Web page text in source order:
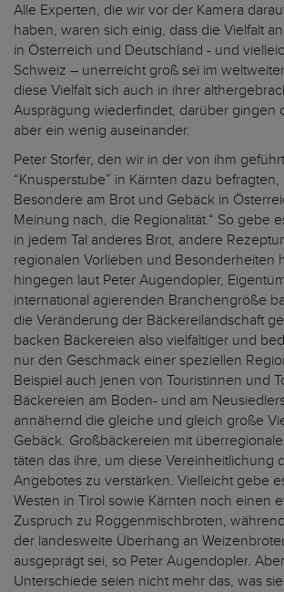
Alle Experten, die wir vor der Kamera
haben, waren sich einig, dass die Vielfalt
in Österreich und Deutschland - und
Schweiz – unerreicht groß sei im
diese Vielfalt sich auch in ihrer
Ausprägung wiederfindet, darüber gingen
aber ein wenig auseinander.
Peter Storfer, den wir in der von ihm
“Knusperstube” in Kärnten dazu befragten,
Besondere am Brot und Gebäck in
Meinung nach, die Regionalität.“ So gebe
in jedem Tal anderes Brot, andere
regionalen Vorlieben und Besonderheiten
hingegen laut Peter Augendopler,
international agierenden Branchengröße
die Veränderung der Bäckereilandschaft
backen Bäckereien also vielfältiger und
nur den Geschmack einer speziellen
Beispiel auch jenen von Touristinnen und
Bäckereien am Boden- und am
annähernd die gleiche und gleich große
Gebäck. Großbäckereien mit
täten das ihre, um diese Vereinheitlichung
Angebotes zu verstärken. Vielleicht gebe
Westen in Tirol sowie Kärnten noch einen
Zuspruch zu Roggenmischbroten,
der landesweite Überhang an
ausgeprägt sei, so Peter Augendopler.
Unterschiede seien nicht mehr das, was